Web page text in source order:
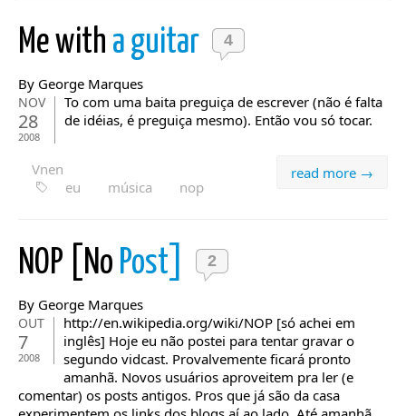
Me with a guitar 4
By George Marques
NOV
28
2008
To com uma baita preguiça de escrever (não é falta
de idéias, é preguiça mesmo). Então vou só tocar.
read more →
Vnen
eu
música nop
NOP [No Post] 2
By George Marques
OUT
7
2008
http://en.wikipedia.org/wiki/NOP [só achei em
inglês] Hoje eu não postei para tentar gravar o
segundo vidcast. Provalvemente ficará pronto
amanhã. Novos usuários aproveitem pra ler (e
comentar) os posts antigos. Pros que já são da casa